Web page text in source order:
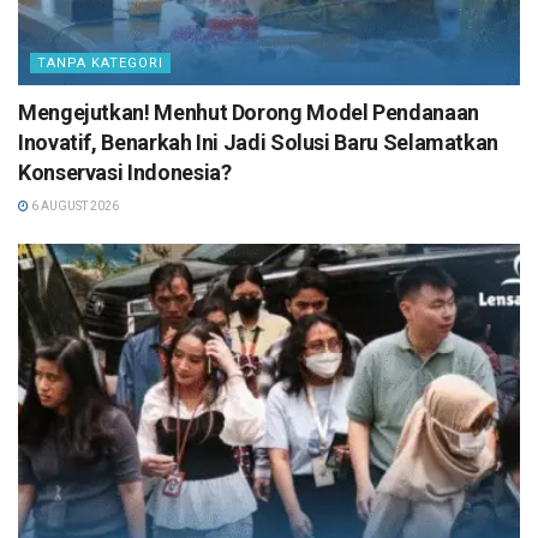
TANPA KATEGORI
Mengejutkan! Menhut Dorong Model Pendanaan
Inovatif, Benarkah Ini Jadi Solusi Baru Selamatkan
Konservasi Indonesia?
6 AUGUST 2026